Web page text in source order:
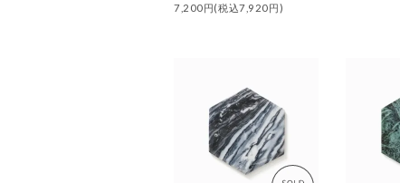
7,200円(税込7,920円)